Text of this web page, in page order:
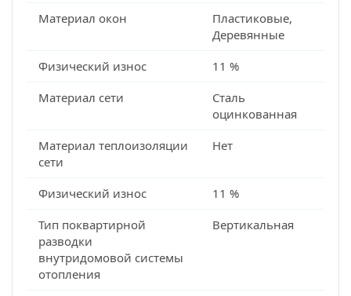
Материал окон
Пластиковые,
Деревянные
Физический износ
11 %
Материал сети
Сталь
оцинкованная
Материал теплоизоляции
сети
Нет
Физический износ
11 %
Тип поквартирной
разводки
внутридомовой системы
отопления
Вертикальная